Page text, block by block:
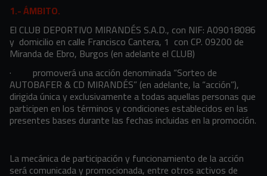
1.- ÁMBITO.
El CLUB DEPORTIVO MIRANDÉS S.A.D., con NIF: A09018086
y domicilio en calle Francisco Cantera, 1 con CP. 09200 de
Miranda de Ebro, Burgos (en adelante el CLUB)
· promoverá una acción denominada “Sorteo de
AUTOBAFER & CD MIRANDÉS” (en adelante, la “acción”),
dirigida única y exclusivamente a todas aquellas personas que
participen en los términos y condiciones establecidos en las
presentes bases durante las fechas incluidas en la promoción.
La mecánica de participación y funcionamiento de la acción
será comunicada y promocionada, entre otros activos de